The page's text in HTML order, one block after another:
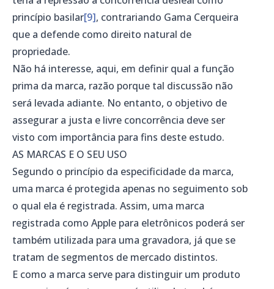
princípio basilar[9], contrariando Gama Cerqueira
que a defende como direito natural de
propriedade.
Não há interesse, aqui, em definir qual a função
prima da marca, razão porque tal discussão não
será levada adiante. No entanto, o objetivo de
assegurar a justa e livre concorrência deve ser
visto com importância para fins deste estudo.
AS MARCAS E O SEU USO
Segundo o princípio da especificidade da marca,
uma marca é protegida apenas no seguimento sob
o qual ela é registrada. Assim, uma marca
registrada como Apple para eletrônicos poderá ser
também utilizada para uma gravadora, já que se
tratam de segmentos de mercado distintos.
E como a marca serve para distinguir um produto